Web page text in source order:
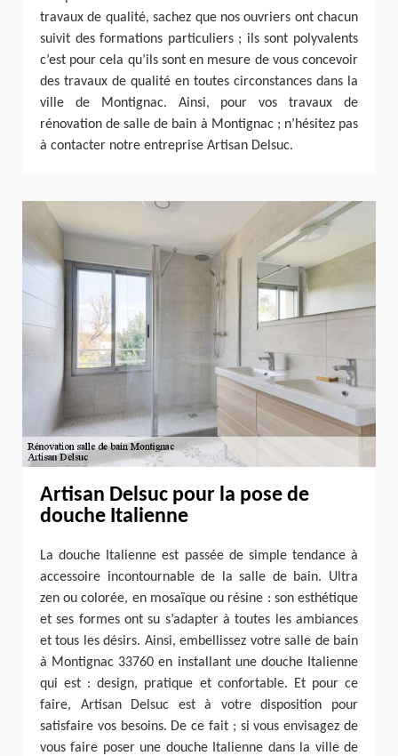
travaux de qualité, sachez que nos ouvriers ont chacun
suivit des formations particuliers ; ils sont polyvalents
c’est pour cela qu’ils sont en mesure de vous concevoir
des travaux de qualité en toutes circonstances dans la
ville de Montignac. Ainsi, pour vos travaux de
rénovation de salle de bain à Montignac ; n’hésitez pas
à contacter notre entreprise Artisan Delsuc.
Artisan Delsuc pour la pose de
douche Italienne
La douche Italienne est passée de simple tendance à
accessoire incontournable de la salle de bain. Ultra
zen ou colorée, en mosaïque ou résine : son esthétique
et ses formes ont su s’adapter à toutes les ambiances
et tous les désirs. Ainsi, embellissez votre salle de bain
à Montignac 33760 en installant une douche Italienne
qui est : design, pratique et confortable. Et pour ce
faire, Artisan Delsuc est à votre disposition pour
satisfaire vos besoins. De ce fait ; si vous envisagez de
vous faire poser une douche Italienne dans la ville de